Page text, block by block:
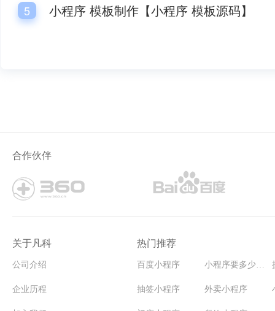
5 小程序 模板制作【小程序 模板源码】
合作伙伴
关于凡科
公司介绍
企业历程
热门推荐
百度小程序
抽签小程序 外卖小程序